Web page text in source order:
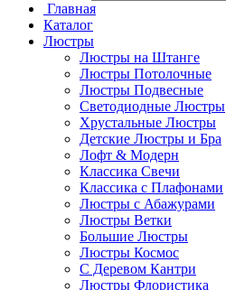
Главная
Каталог
Люстры
Люстры на Штанге
Люстры Потолочные
Люстры Подвесные
Светодиодные Люстры
Хрустальные Люстры
Детские Люстры и Бра
Лофт & Модерн
Классика Свечи
Классика с Плафонами
Люстры с Абажурами
Люстры Ветки
Большие Люстры
Люстры Космос
С Деревом Кантри
Люстры Флористика